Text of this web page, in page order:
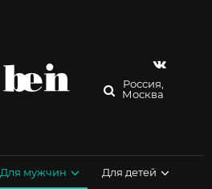
Россия,
Москва
Для мужчин Для детей